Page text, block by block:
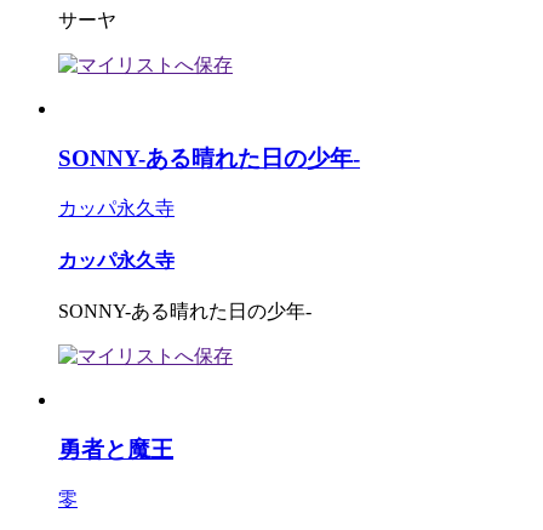
サーヤ
SONNY-ある晴れた日の少年-
カッパ永久寺
カッパ永久寺
SONNY-ある晴れた日の少年-
勇者と魔王
零